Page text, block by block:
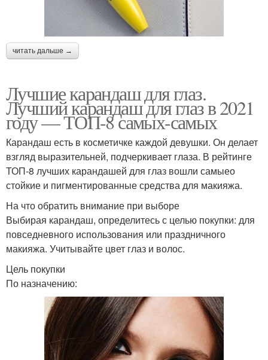
читать дальше →
Лучшие карандаш для глаз.
Лучший карандаш для глаз в 2021
году — ТОП-8 самых-самых
Карандаш есть в косметичке каждой девушки. Он делает
взгляд выразительней, подчеркивает глаза. В рейтинге
ТОП-8 лучших карандашей для глаз вошли самыео
стойкие и пигментированные средства для макияжа.
На что обратить внимание при выборе
Выбирая карандаш, определитесь с целью покупки: для
повседневного использования или праздничного
макияжа. Учитывайте цвет глаз и волос.
Цель покупки
По назначению: